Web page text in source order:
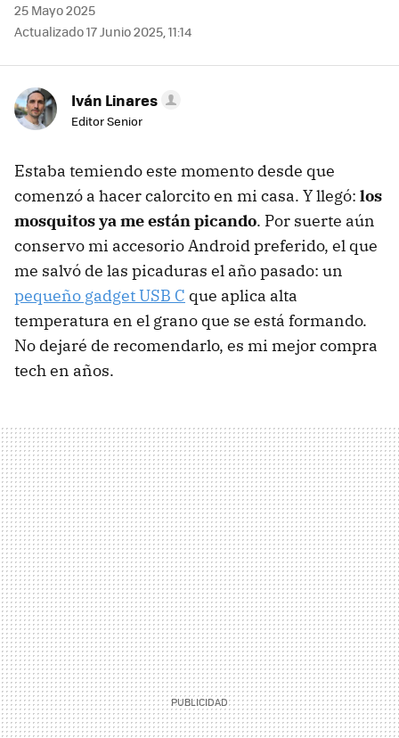
25 Mayo 2025
Actualizado 17 Junio 2025, 11:14
Iván Linares
Editor Senior
Estaba temiendo este momento desde que
comenzó a hacer calorcito en mi casa. Y llegó: los
mosquitos ya me están picando. Por suerte aún
conservo mi accesorio Android preferido, el que
me salvó de las picaduras el año pasado: un
pequeño gadget USB C que aplica alta
temperatura en el grano que se está formando.
No dejaré de recomendarlo, es mi mejor compra
tech en años.